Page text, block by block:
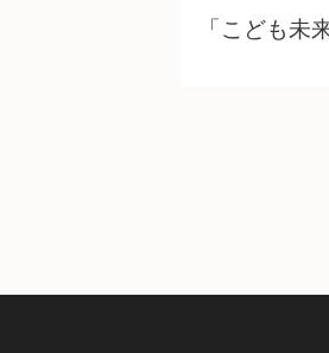
「こども未